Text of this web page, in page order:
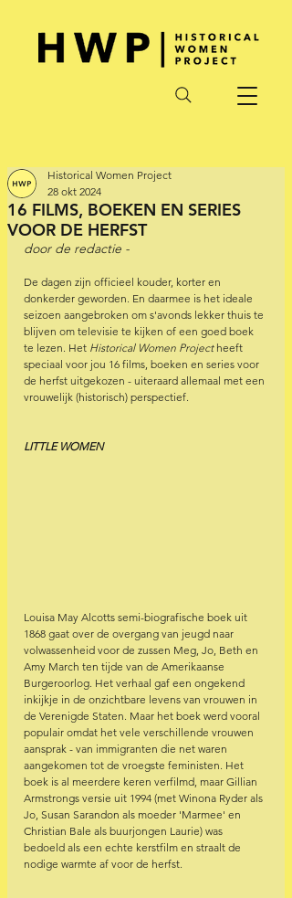
16 FILMS, BOEKEN EN SERIES
VOOR DE HERFST
Historical Women Project
28 okt 2024
door de redactie -
De dagen zijn officieel kouder, korter en
donkerder geworden. En daarmee is het ideale
seizoen aangebroken om s'avonds lekker thuis te
blijven om televisie te kijken of een goed boek
te lezen. Het Historical Women Project heeft
speciaal voor jou 16 films, boeken en series voor
de herfst uitgekozen - uiteraard allemaal met een
vrouwelijk (historisch) perspectief.
LITTLE WOMEN
Louisa May Alcotts semi-biografische boek uit
1868 gaat over de overgang van jeugd naar
volwassenheid voor de zussen Meg, Jo, Beth en
Amy March ten tijde van de Amerikaanse
Burgeroorlog. Het verhaal gaf een ongekend
inkijkje in de onzichtbare levens van vrouwen in
de Verenigde Staten. Maar het boek werd vooral
populair omdat het vele verschillende vrouwen
aansprak - van immigranten die net waren
aangekomen tot de vroegste feministen. Het
boek is al meerdere keren verfilmd, maar Gillian
Armstrongs versie uit 1994 (met Winona Ryder als
Jo, Susan Sarandon als moeder 'Marmee' en
Christian Bale als buurjongen Laurie) was
bedoeld als een echte kerstfilm en straalt de
nodige warmte af voor de herfst.